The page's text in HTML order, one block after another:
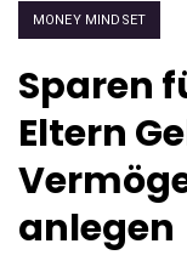
MONEY MINDSET
Sparen
Eltern
anlegen